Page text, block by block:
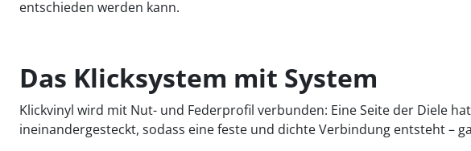
entschieden werden kann.
Das Klicksystem mit System
Klickvinyl wird mit Nut- und Federprofil verbunden: Eine Seite der Diele
ineinandergesteckt, sodass eine feste und dichte Verbindung entsteht –